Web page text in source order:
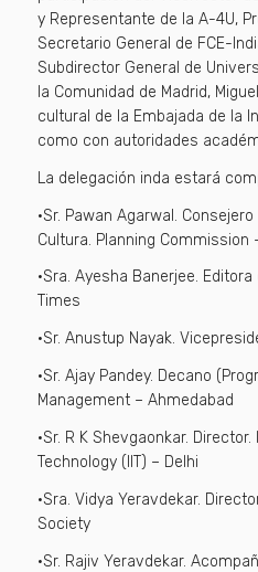
y Representante de la A-4U,
Secretario General de FCE-
Subdirector General de
la Comunidad de Madrid,
cultural de la Embajada de la
como con autoridades
La delegación inda estará
·Sr. Pawan Agarwal.
Cultura. Planning Commission
·Sra. Ayesha Banerjee.
Times
·Sr. Anustup Nayak.
·Sr. Ajay Pandey. Decano
Management – Ahmedabad
·Sr. R K Shevgaonkar.
Technology (IIT) – Delhi
·Sra. Vidya Yeravdekar.
Society
·Sr. Rajiv Yeravdekar.